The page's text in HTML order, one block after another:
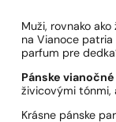
Muži, rovnako
na Vianoce
parfum pre
Pánske
živicovými tónmi,
Krásne pánske